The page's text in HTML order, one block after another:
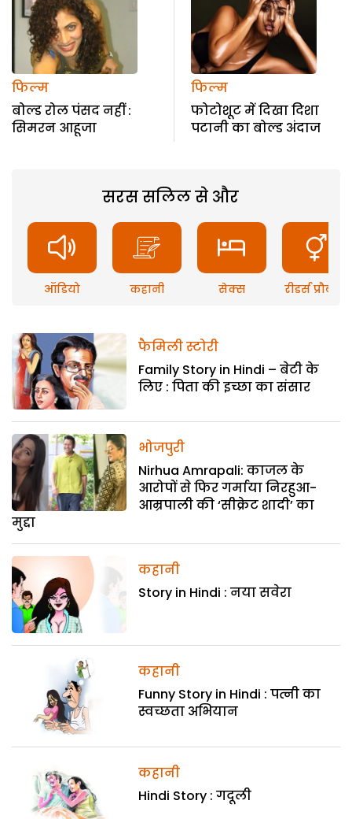
फिल्म
बोल्ड रोल पंसद नहीं :
सिमरन आहूजा
फिल्म
फोटोशूट में दिखा दिशा
पटानी का बोल्ड अंदाज
सरस सलिल से और
ऑडियो कहानी सेक्स रीडर्स प्रौब्लम
फैमिली स्टोरी
Family Story in Hindi – बेटी के
लिए : पिता की इच्छा का संसार
भोजपुरी
Nirhua Amrapali: काजल के
आरोपों से फिर गर्माया निरहुआ-
आम्रपाली की ‘सीक्रेट शादी’ का
मुद्दा
कहानी
Story in Hindi : नया सवेरा
कहानी
Funny Story in Hindi : पत्नी का
स्वच्छता अभियान
कहानी
Hindi Story : गदूली